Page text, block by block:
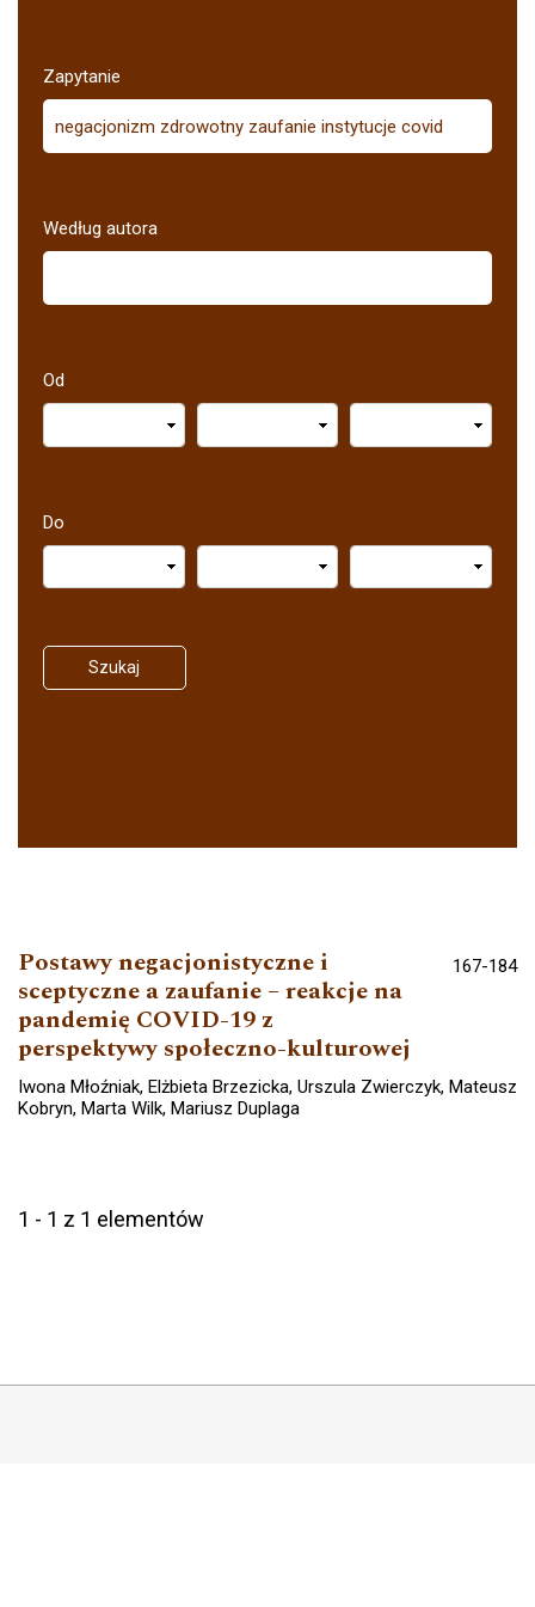
Zapytanie
Według autora
Od
Do
Szukaj
Postawy negacjonistyczne i
sceptyczne a zaufanie – reakcje na
pandemię COVID-19 z
perspektywy społeczno-kulturowej
167-184
Iwona Młoźniak, Elżbieta Brzezicka, Urszula Zwierczyk, Mateusz
Kobryn, Marta Wilk, Mariusz Duplaga
1 - 1 z 1 elementów